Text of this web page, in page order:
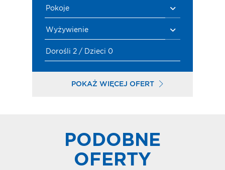
Pokoje
Wyżywienie
Dorośli 2 / Dzieci 0
POKAŻ WIĘCEJ OFERT
PODOBNE
OFERTY